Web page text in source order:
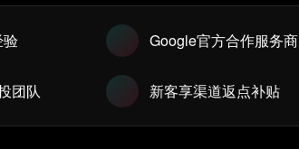
验 Google官方合作服务商
团队 新客享渠道返点补贴